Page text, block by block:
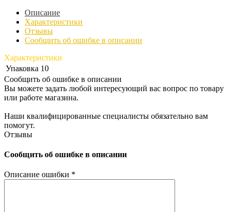
Описание
Характеристики
Отзывы
Сообщить об ошибке в описании
Характеристики
Упаковка 10
Сообщить об ошибке в описании
Вы можете задать любой интересующий вас вопрос по товару
или работе магазина.
Наши квалифицированные специалисты обязательно вам
помогут.
Отзывы
Сообщить об ошибке в описании
Описание ошибки *